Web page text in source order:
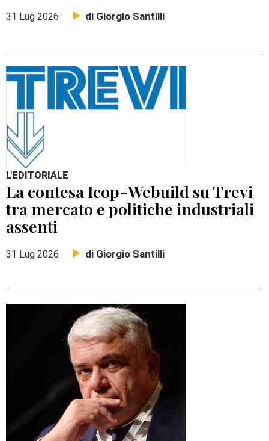
31 Lug 2026 di Giorgio Santilli
L'EDITORIALE
La contesa Icop-Webuild su Trevi
tra mercato e politiche industriali
assenti
31 Lug 2026 di Giorgio Santilli